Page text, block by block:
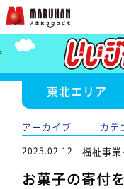
東北エリア
アーカイブ カテ
2025.02.12 福祉事
お菓子の寄付